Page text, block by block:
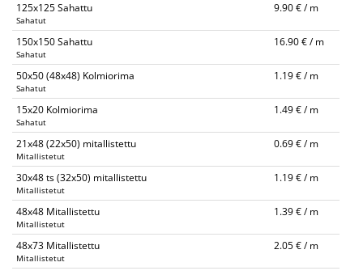
125x125 Sahattu
Sahatut
9.90 € / m
150x150 Sahattu
Sahatut
16.90 € / m
50x50 (48x48) Kolmiorima
Sahatut
1.19 € / m
15x20 Kolmiorima
Sahatut
1.49 € / m
21x48 (22x50) mitallistettu
Mitallistetut
0.69 € / m
30x48 ts (32x50) mitallistettu
Mitallistetut
1.19 € / m
48x48 Mitallistettu
Mitallistetut
1.39 € / m
48x73 Mitallistettu
Mitallistetut
2.05 € / m